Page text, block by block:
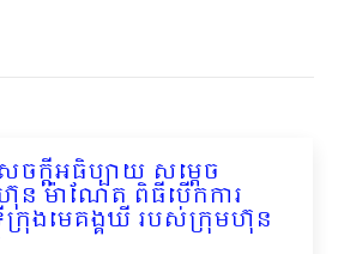
ចក្ដីអធិប្បាយ សម្ដេច
ន ម៉ាណែត ពិធីបើកការ
រុងមេគង្គឃី របស់ក្រុមហ៊ុន